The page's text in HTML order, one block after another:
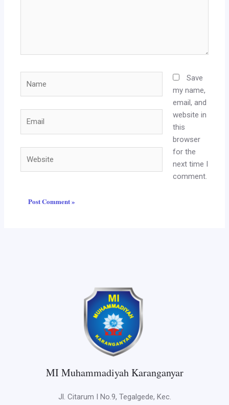
Save
my name,
email, and
website in
this
browser
for the
next time I
comment.
MI Muhammadiyah Karanganyar
Jl. Citarum I No.9, Tegalgede, Kec.